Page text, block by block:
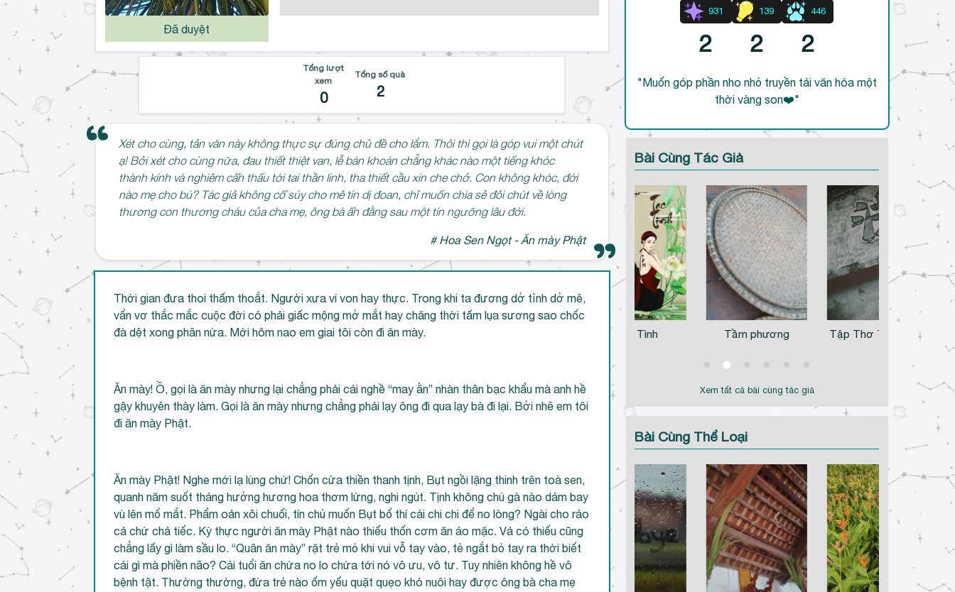
Đã duyệt
Tổng lượt
xem
0
Tổng số quà
2
Xét cho cùng, tản văn này không thực sự đúng chủ đề cho lắm. Thôi thì gọi là góp vui một chút
ạ! Bởi xét cho cùng nữa, đau thiết thiệt van, lễ bán khoán chẳng khác nào một tiếng khóc
thành kính và nghiêm cẩn thấu tới tai thần linh, tha thiết cầu xin che chở. Con không khóc, đời
nào mẹ cho bú? Tác giả không cổ súy cho mê tín dị đoan, chỉ muốn chia sẻ đôi chút về lòng
thương con thương cháu của cha mẹ, ông bà ẩn đằng sau một tín ngưỡng lâu đời.
# Hoa Sen Ngọt - Ăn mày Phật
Thời gian đưa thoi thấm thoắt. Người xưa ví von hay thực. Trong khi ta đương dở tỉnh dở mê,
vẩn vơ thắc mắc cuộc đời có phải giấc mộng mở mắt hay chăng thời tấm lụa sương sao chốc
đà dệt xong phân nửa. Mới hôm nao em giai tôi còn đi ăn mày.
Ăn mày! Ồ, gọi là ăn mày nhưng lại chẳng phải cái nghề “may ằn” nhàn thân bạc khẩu mà anh hề
gậy khuyên thày làm. Gọi là ăn mày nhưng chẳng phải lạy ông đi qua lạy bà đi lại. Bởi nhẽ em tôi
đi ăn mày Phật.
Ăn mày Phật! Nghe mới lạ lùng chứ! Chốn cửa thiền thanh tịnh, Bụt ngồi lặng thinh trên toà sen,
quanh năm suốt tháng hưởng hương hoa thơm lừng, nghi ngút. Tịnh không chú gà nào dám bay
vù lên mổ mắt. Phẩm oản xôi chuối, tín chủ muốn Bụt bố thí cái chi chi để no lòng? Ngài cho ráo
cả chứ chả tiếc. Kỳ thực người ăn mày Phật nào thiếu thốn cơm ăn áo mặc. Vả có thiếu cũng
chẳng lấy gì làm sầu lo. “Quân ăn mày” rặt trẻ mỏ khi vui vỗ tay vào, tẻ ngắt bỏ tay ra thời biết
cái gì mà phiền não? Cái tuổi ăn chửa no lo chửa tới nó vô ưu, vô tư. Tuy nhiên không hề vô
bệnh tật. Thường thường, đứa trẻ nào ốm yếu quặt quẹo khó nuôi hay được ông bà cha mẹ
931
2
139
2
446
2
"Muốn góp phần nho nhỏ truyền tải văn hóa một
thời vàng son❤️"
Bài Cùng Tác Giả
Tầm phương Tập Thơ Thơ Thẩn Suối Mây
Xem tất cả bài cùng tác giả
Bài Cùng Thể Loại